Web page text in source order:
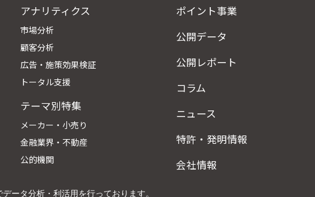
アナリティクス
市場分析
顧客分析
広告・施策効果検証
トータル支援
テーマ別特集
メーカー・小売り
金融業界・不動産
公的機関
ポイント事業
公開データ
公開レポート
コラム
ニュース
特許・発明情報
会社情報
ータ分析・利活用を行っております。